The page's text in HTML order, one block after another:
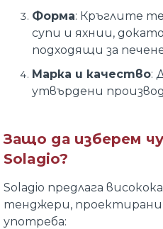
Форма: Кръглите
супи и яхнии,
подходящи за
Марка и качество:
утвърдени
Защо да изберем
Solagio?
Solagio предлага
тенджери, проектирани
употреба: